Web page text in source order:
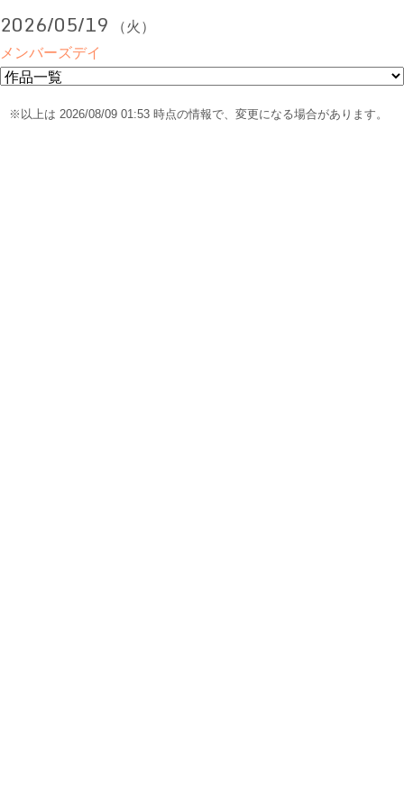
2026/05/19 （火）
メンバーズデイ
※以上は 2026/08/09 01:53 時点の情報で、変更になる場合があります。